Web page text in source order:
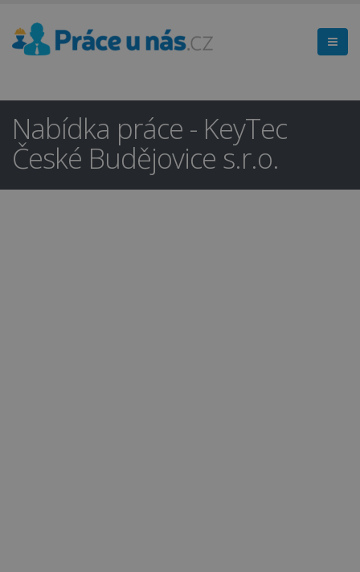
Nabídka práce - KeyTec
České Budějovice s.r.o.